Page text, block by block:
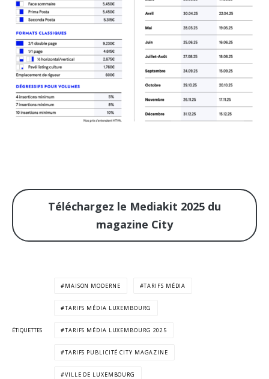
Téléchargez le Mediakit 2025 du
magazine City
ÉTIQUETTES
MAISON MODERNE TARIFS MÉDIA
TARIFS MÉDIA LUXEMBOURG
TARIFS MÉDIA LUXEMBOURG 2025
TARIFS PUBLICITÉ CITY MAGAZINE
VILLE DE LUXEMBOURG